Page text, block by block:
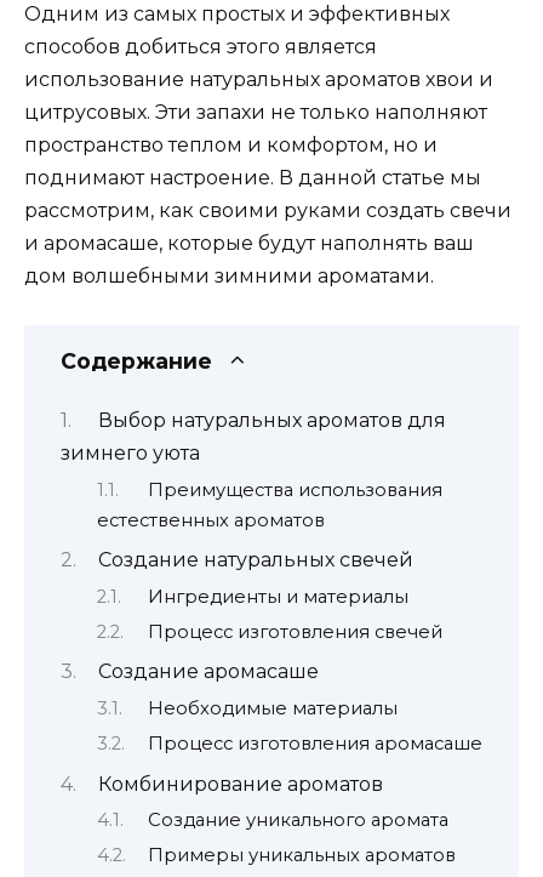
Одним из самых простых и эффективных
способов добиться этого является
использование натуральных ароматов хвои и
цитрусовых. Эти запахи не только наполняют
пространство теплом и комфортом, но и
поднимают настроение. В данной статье мы
рассмотрим, как своими руками создать свечи
и аромасаше, которые будут наполнять ваш
дом волшебными зимними ароматами.
Содержание
Выбор натуральных ароматов для
зимнего уюта
Преимущества использования
естественных ароматов
Создание натуральных свечей
Ингредиенты и материалы
Процесс изготовления свечей
Создание аромасаше
Необходимые материалы
Процесс изготовления аромасаше
Комбинирование ароматов
Создание уникального аромата
Примеры уникальных ароматов